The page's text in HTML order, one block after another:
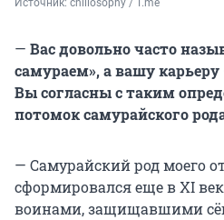
Источник: chillosophy / T.me
— Вас довольно часто
самураем», а вашу
Вы согласны с таким
потомок самурайского
— Самурайский род моего
сформировался еще в XI
воинами, защищавшими